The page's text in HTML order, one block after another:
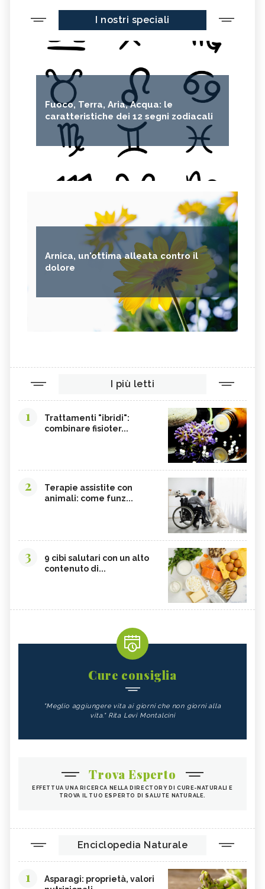
I nostri speciali
Fuoco, Terra, Aria, Acqua: le
caratteristiche dei 12 segni zodiacali
Arnica, un'ottima alleata contro il
dolore
I più letti
1
Trattamenti "ibridi":
combinare fisioter...
2
Terapie assistite con
animali: come funz...
3
9 cibi salutari con un alto
contenuto di...
Cure consiglia
"Meglio aggiungere vita ai giorni che non giorni alla
vita." Rita Levi Montalcini
Trova Esperto
EFFETTUA UNA RICERCA NELLA DIRECTORY DI CURE-NATURALI E
TROVA IL TUO ESPERTO DI SALUTE NATURALE.
Enciclopedia Naturale
1
Asparagi: proprietà, valori